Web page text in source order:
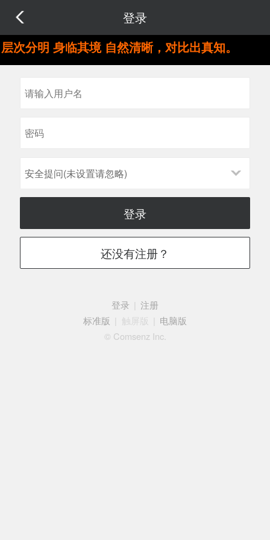
层次分明 身临其境 自然清晰，对比出真知。
登录
安全提问(未设置请忽略)
登录
还没有注册？
登录
注册
标准版
触屏版
电脑版
© Comsenz Inc.